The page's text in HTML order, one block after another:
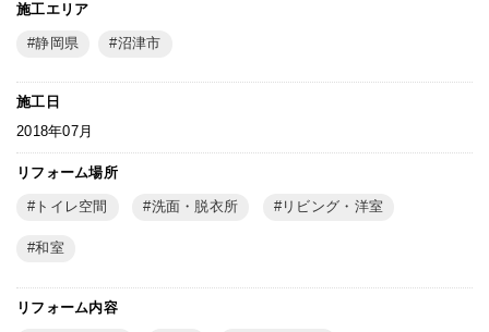
施工エリア
静岡県 沼津市
施工日
2018年07月
リフォーム場所
トイレ空間 洗面・脱衣所 リビング・洋室
和室
リフォーム内容